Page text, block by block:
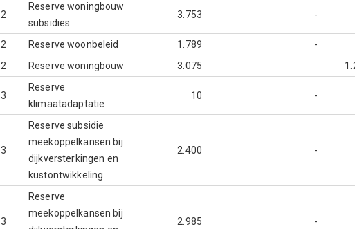
Reserve woningbouw
subsidies
3.753 -
Reserve woonbeleid 1.789 -
Reserve woningbouw 3.075
Reserve
klimaatadaptatie
10 -
Reserve subsidie
meekoppelkansen bij
dijkversterkingen en
kustontwikkeling
2.400 -
Reserve
meekoppelkansen bij
2.985 -